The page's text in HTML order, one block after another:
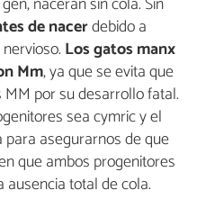
de nacerdebido a
Los gatos manx
Mm, ya que se evita que
por su desarrollo fatal.
sea cymric y el
asegurarnos de que
que ambos progenitores
total de cola.